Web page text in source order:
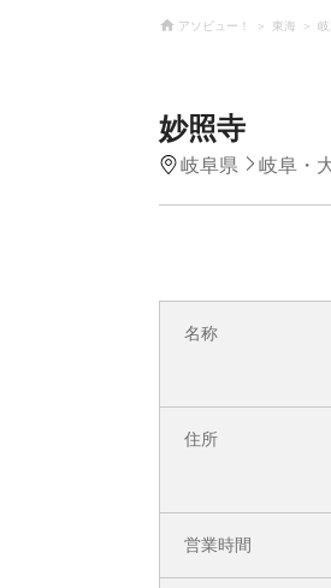
アソビュー！ 東海
妙照寺
岐阜県 岐阜・
名称
住所
営業時間